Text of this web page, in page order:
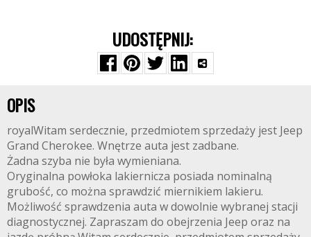
UDOSTĘPNIJ:
OPIS
royalWitam serdecznie, przedmiotem sprzedaży jest Jeep
Grand Cherokee. Wnętrze auta jest zadbane.
Żadna szyba nie była wymieniana.
Oryginalna powłoka lakiernicza posiada nominalną
grubość, co można sprawdzić miernikiem lakieru.
Możliwość sprawdzenia auta w dowolnie wybranej stacji
diagnostycznej. Zapraszam do obejrzenia Jeep oraz na